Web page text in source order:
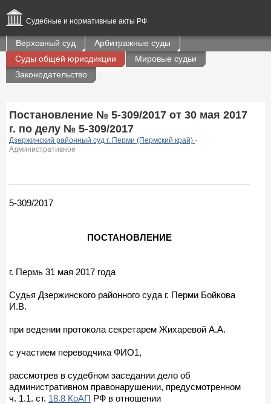
Судебные и нормативные акты РФ
Верховный суд
Арбитражные суды
Суды общей юрисдикции
Мировые судьи
Законодательство
Постановление № 5-309/2017 от 30 мая 2017
г. по делу № 5-309/2017
Дзержинский районный суд г. Перми (Пермский край) -
Административное
5-309/2017
ПОСТАНОВЛЕНИЕ
г. Пермь 31 мая 2017 года
Судья Дзержинского районного суда г. Перми Бойкова
И.В.
при ведении протокола секретарем Жихаревой А.А.
с участием переводчика ФИО1,
рассмотрев в судебном заседании дело об
административном правонарушении, предусмотренном
ч. 1.1. ст. 18.8 КоАП РФ в отношении